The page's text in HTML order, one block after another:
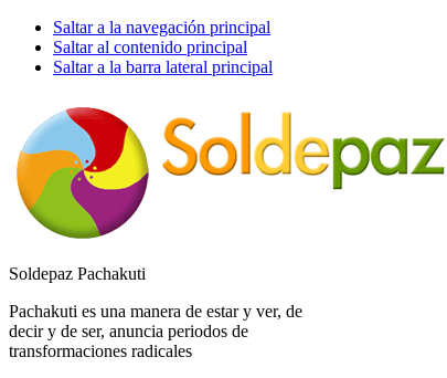
Saltar a la navegación principal
Saltar al contenido principal
Saltar a la barra lateral principal
Soldepaz Pachakuti
Pachakuti es una manera de estar y ver, de
decir y de ser, anuncia periodos de
transformaciones radicales